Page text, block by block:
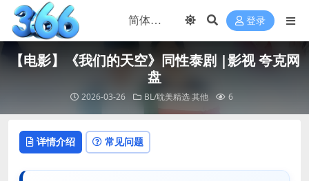
登录
【电影】《我们的天空》同性泰剧 |影视 夸克网
盘
2026-03-26 BL/耽美精选其他 6
详情介绍 常见问题